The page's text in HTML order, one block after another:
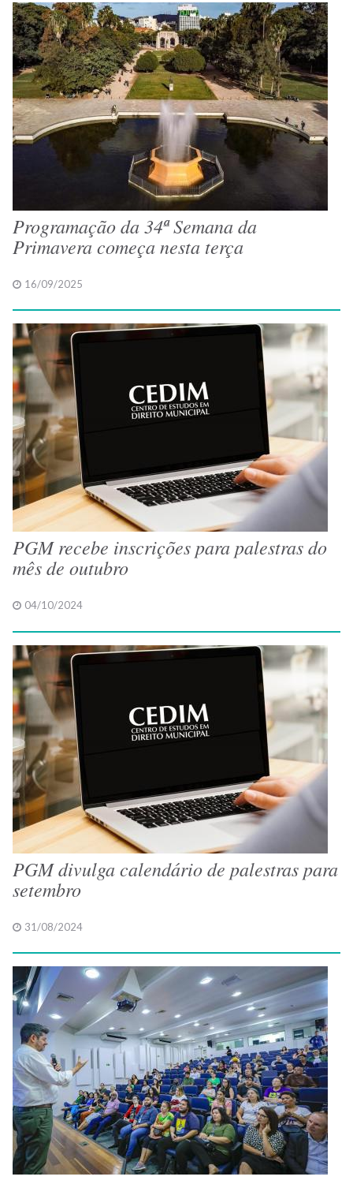
Programação da 34ª Semana da
Primavera começa nesta terça
16/09/2025
PGM recebe inscrições para palestras do
mês de outubro
04/10/2024
PGM divulga calendário de palestras para
setembro
31/08/2024